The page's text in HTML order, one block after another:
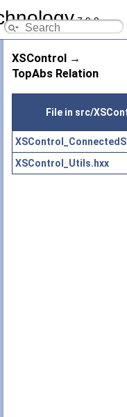
7.9.0
XSControl →
TopAbs Relation
File in src/
XSControl_Utils.hxx